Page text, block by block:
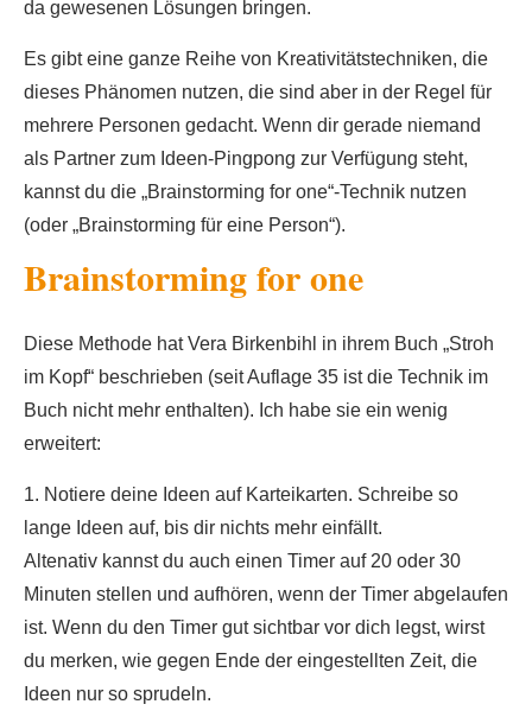
da gewesenen Lösungen bringen.
Es gibt eine ganze Reihe von Kreativitätstechniken, die
dieses Phänomen nutzen, die sind aber in der Regel für
mehrere Personen gedacht. Wenn dir gerade niemand
als Partner zum Ideen-Pingpong zur Verfügung steht,
kannst du die „Brainstorming for one“-Technik nutzen
(oder „Brainstorming für eine Person“).
Brainstorming for one
Diese Methode hat Vera Birkenbihl in ihrem Buch „Stroh
im Kopf“ beschrieben (seit Auflage 35 ist die Technik im
Buch nicht mehr enthalten). Ich habe sie ein wenig
erweitert:
1. Notiere deine Ideen auf Karteikarten. Schreibe so
lange Ideen auf, bis dir nichts mehr einfällt.
Altenativ kannst du auch einen Timer auf 20 oder 30
Minuten stellen und aufhören, wenn der Timer abgelaufen
ist. Wenn du den Timer gut sichtbar vor dich legst, wirst
du merken, wie gegen Ende der eingestellten Zeit, die
Ideen nur so sprudeln.